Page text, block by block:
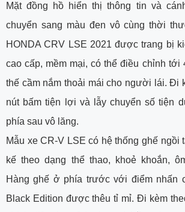
Mặt đồng hồ hiển thị thông tin và
chuyển sang màu đen vô cùng thời
HONDA CRV LSE 2021 được trang bị
cao cấp, mềm mại, có thể điều chỉnh
thế cầm nắm thoải mái cho người lái. Đi
nút bấm tiện lợi và lẫy chuyển số tiện
phía sau vô lăng.
Mẫu xe CR-V LSE có hệ thống ghế ngồi
kế theo dạng thể thao, khoẻ khoắn,
Hàng ghế ở phía trước với điểm nhấn
Black Edition được thêu tỉ mỉ. Đi kèm